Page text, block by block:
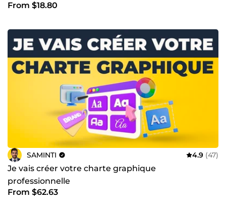
From $18.80
SAMINTI 4.9 (47)
Je vais créer votre charte graphique
professionnelle
From $62.63